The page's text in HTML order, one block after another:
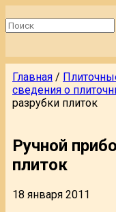
Главная /
сведения о
разрубки плиток
Ручной
плиток
18 января 2011